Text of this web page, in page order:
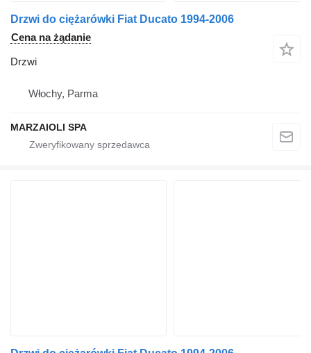
Drzwi do ciężarówki Fiat Ducato 1994-2006
Cena na żądanie
Drzwi
Włochy, Parma
MARZAIOLI SPA